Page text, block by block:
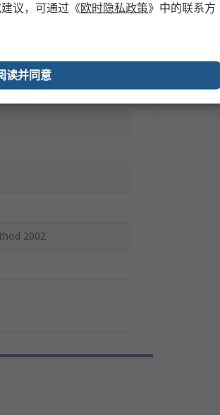
2002
议，可通过 《欧时隐私政策》 中的联系方
读并同意